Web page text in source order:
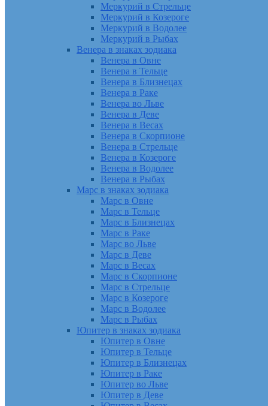
Меркурий в Стрельце
Меркурий в Козероге
Меркурий в Водолее
Меркурий в Рыбах
Венера в знаках зодиака
Венера в Овне
Венера в Тельце
Венера в Близнецах
Венера в Раке
Венера во Льве
Венера в Деве
Венера в Весах
Венера в Скорпионе
Венера в Стрельце
Венера в Козероге
Венера в Водолее
Венера в Рыбах
Марс в знаках зодиака
Марс в Овне
Марс в Тельце
Марс в Близнецах
Марс в Раке
Марс во Льве
Марс в Деве
Марс в Весах
Марс в Скорпионе
Марс в Стрельце
Марс в Козероге
Марс в Водолее
Марс в Рыбах
Юпитер в знаках зодиака
Юпитер в Овне
Юпитер в Тельце
Юпитер в Близнецах
Юпитер в Раке
Юпитер во Льве
Юпитер в Деве